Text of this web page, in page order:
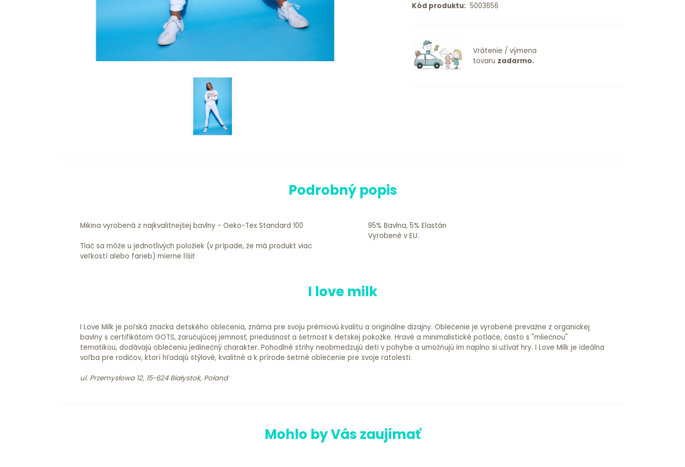
Kód produktu:5003656
Vrátenie / výmena
tovaru zadarmo.
Podrobný popis
Mikina vyrobená z najkvalitnejšej bavlny - Oeko-Tex Standard 100
Tlač sa môže u jednotlivých položiek (v prípade, že má produkt viac
veľkostí alebo farieb) mierne líšiť
95% Bavlna, 5% Elastán
Vyrobené v EU.
I love milk
I Love Milk je poľská značka detského oblečenia, známa pre svoju prémiovú kvalitu a originálne dizajny. Oblečenie je vyrobené prevažne z organickej
bavlny s certifikátom GOTS, zaručujúcej jemnosť, priedušnosť a šetrnosť k detskej pokožke. Hravé a minimalistické potlače, často s "mliečnou"
tematikou, dodávajú oblečeniu jedinečný charakter. Pohodlné strihy neobmedzujú deti v pohybe a umožňujú im naplno si užívať hry. I Love Milk je ideálna
voľba pre rodičov, ktorí hľadajú štýlové, kvalitné a k prírode šetrné oblečenie pre svoje ratolesti.
ul. Przemysłowa 12, 15-624 Białystok, Poland
Mohlo by Vás zaujímať